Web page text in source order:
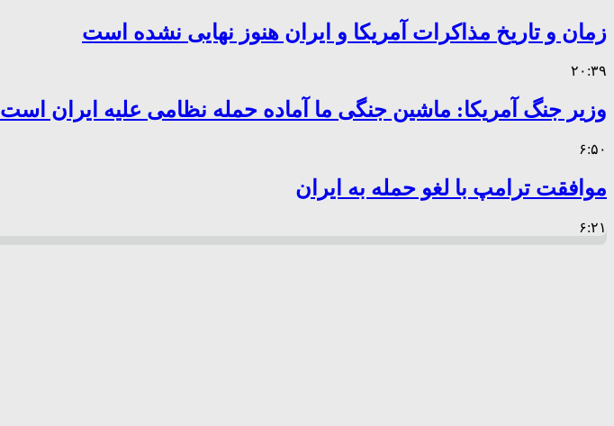
زمان و تاریخ مذاکرات آمریکا و ایران هنوز نهایی نشده است
۲۰:۳۹
وزیر جنگ آمریکا: ماشین جنگی ما آماده حمله نظامی علیه ایران است
۶:۵۰
موافقت ترامپ با لغو حمله به ایران
۶:۲۱